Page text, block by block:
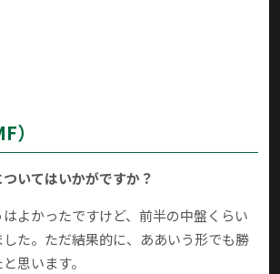
）
いてはいかがですか？
よかったですけど、前半の中盤くらい
た。ただ結果的に、ああいう形でも勝
思います。